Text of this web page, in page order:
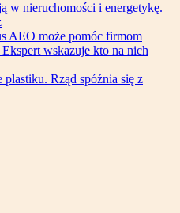
w nieruchomości i energetykę.
AEO może pomóc firmom
wskazuje kto na nich
Rząd spóźnia się z